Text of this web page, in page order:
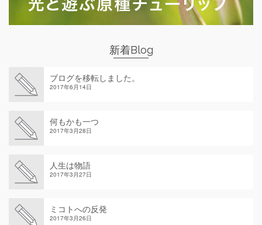
新着Blog
ブログを移転しました。
2017年6月14日
何もかも一つ
2017年3月28日
人生は物語
2017年3月27日
ミコトへの反発
2017年3月26日